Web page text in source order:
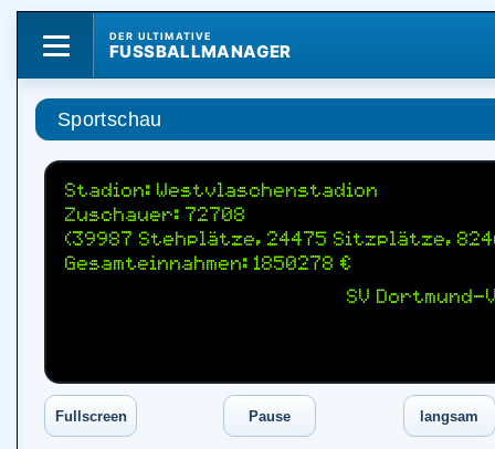
DER ULTIMATIVE
FUSSBALLMANAGER
Sportschau
Stadion: Westvlaschenstadion
Zuschauer: 72708
(39987 Stehplätze, 24475 Sitzplätze,
Gesamteinnahmen: 1850278 €
SV Dortmund-